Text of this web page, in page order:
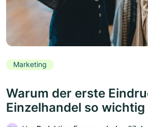
Marketing
Warum der erste
Einzelhandel so